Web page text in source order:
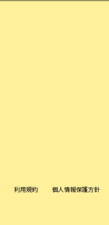
利用規約 個人情報保護方針